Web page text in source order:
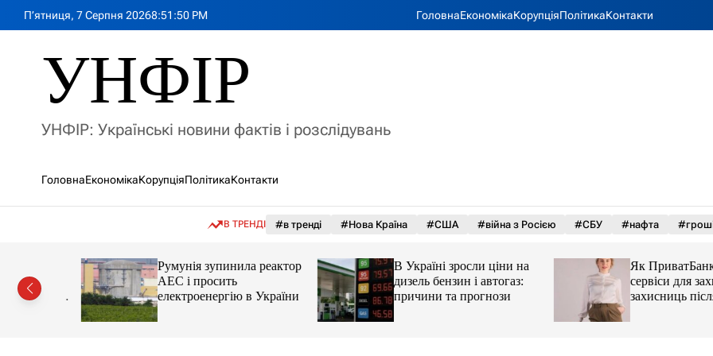
П’ятниця, 7 Серпня 20268:51 :51 PM ГоловнаЕкономікаКорупціяПолітикаКонтакти
УНФІР
УНФІР: Українські новини фактів і розслідувань
ГоловнаЕкономікаКорупціяПолітикаКонтакти
В ТРЕНДІ #в тренді #Нова Країна #США #війна з Росією #СБУ #нафта
цін і
Румунія зупинила реактор
АЕС і просить
електроенергію в України
В Україні зросли ціни на
дизель бензин і автогаз:
причини та прогнози
Як ПриватБанк
сервіси для
захисниць після